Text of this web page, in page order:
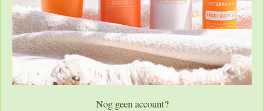
Nog geen account?